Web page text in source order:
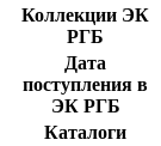
Коллекции ЭК
РГБ
Дата
поступления в
ЭК РГБ
Каталоги